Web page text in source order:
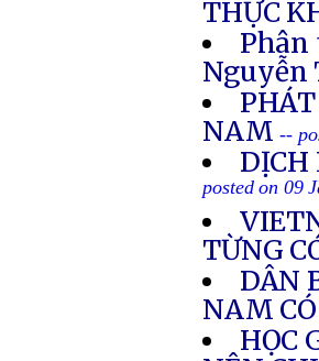
THỰC
Phân
Nguyễn
NAM--
DỊCH
posted on 09
TỪNG
DÂN
NAM
HỌC